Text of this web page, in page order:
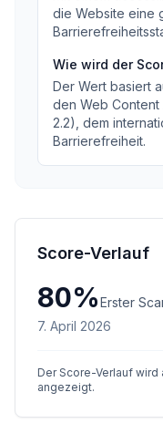
die Website eine
Wie wird der
Der Wert basiert
den Web Content
2.2), dem
Barrierefreiheit.
Score-Verlauf
80%Erster
7. April 2026
Der Score-Verlauf
angezeigt.